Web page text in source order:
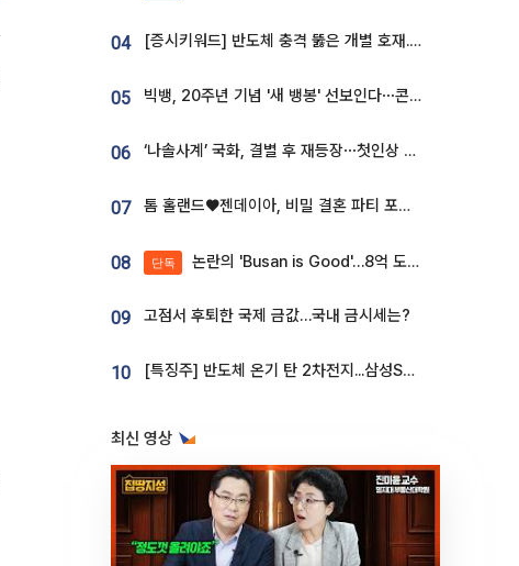
04 [증시키워드] 반도체 충격 뚫은 개별 호재...포스코퓨처엠·에코프로·한화솔루션 '눈길'
05 빅뱅, 20주년 기념 '새 뱅봉' 선보인다⋯콘서트 앞두고 팝업 개최
06 ‘나솔사계’ 국화, 결별 후 재등장⋯첫인상 투표 휩쓸고 ‘인기녀’ 등극
07 톰 홀랜드♥젠데이아, 비밀 결혼 파티 포착⋯호텔 대관비만 9억
08 단독 논란의 'Busan is Good'…8억 도시브랜드, 용산 대통령실 CI 업체가 수행
09 고점서 후퇴한 국제 금값…국내 금시세는?
10 [특징주] 반도체 온기 탄 2차전지...삼성SDI, 장 초반 7% 넘게 껑충
최신 영상